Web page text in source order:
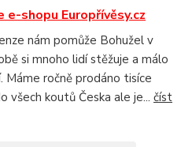
e-shopu Europřívěsy.cz
nám pomůže Bohužel v
si mnoho lidí stěžuje a málo
Máme ročně prodáno tisíce
všech koutů Česka ale je... číst